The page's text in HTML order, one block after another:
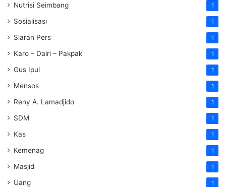
Nutrisi Seimbang 1
Sosialisasi 1
Siaran Pers 1
Karo – Dairi – Pakpak 1
Gus Ipul 1
Mensos 1
Reny A. Lamadjido 1
SDM 1
Kas 1
Kemenag 1
Masjid 1
Uang 1